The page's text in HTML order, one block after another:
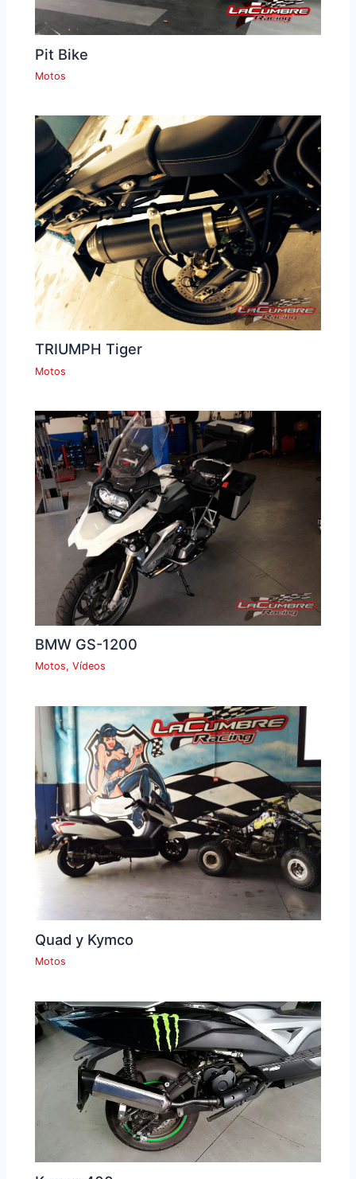
Pit Bike
Motos
TRIUMPH Tiger
Motos
BMW GS-1200
Motos,Vídeos
Quad y Kymco
Motos